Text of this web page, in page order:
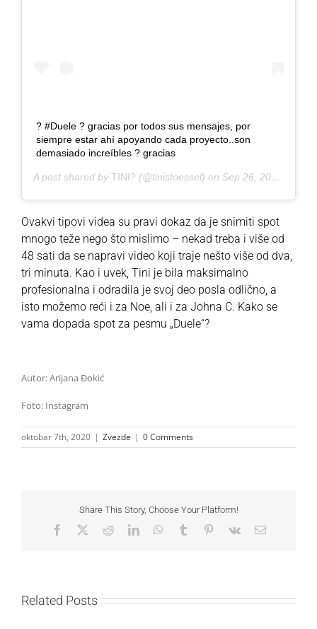
? #Duele ? gracias por todos sus mensajes, por
siempre estar ahí apoyando cada proyecto..son
demasiado increíbles ? gracias
A post shared by TINI? (@tinistoessel) on Sep 26, 2020 at 2:37pm PDT
Ovakvi tipovi videa su pravi dokaz da je snimiti spot
mnogo teže nego što mislimo – nekad treba i više od
48 sati da se napravi video koji traje nešto više od dva,
tri minuta. Kao i uvek, Tini je bila maksimalno
profesionalna i odradila je svoj deo posla odlično, a
isto možemo reći i za Noe, ali i za Johna C. Kako se
vama dopada spot za pesmu „Duele“?
Autor: Arijana Đokić
Foto: Instagram
oktobar 7th, 2020 | Zvezde | 0 Comments
Share This Story, Choose Your Platform!
Facebook RedditLinkedInWhatsApp
Tumblr Pinterest
Vk Email
Related Posts